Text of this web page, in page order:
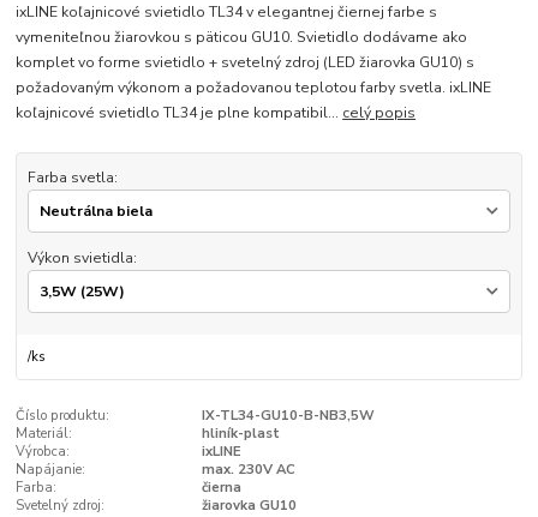
ixLINE koľajnicové svietidlo TL34 v elegantnej čiernej farbe s
vymeniteľnou žiarovkou s päticou GU10. Svietidlo dodávame ako
komplet vo forme svietidlo + svetelný zdroj (LED žiarovka GU10) s
požadovaným výkonom a požadovanou teplotou farby svetla. ixLINE
koľajnicové svietidlo TL34 je plne kompatibil... celý popis
Farba svetla:
Výkon svietidla:
/ks
Číslo produktu:
IX-TL34-GU10-B-NB3,5W
Materiál:
hliník-plast
Výrobca:
ixLINE
Napájanie:
max. 230V AC
Farba:
čierna
Svetelný zdroj:
žiarovka GU10